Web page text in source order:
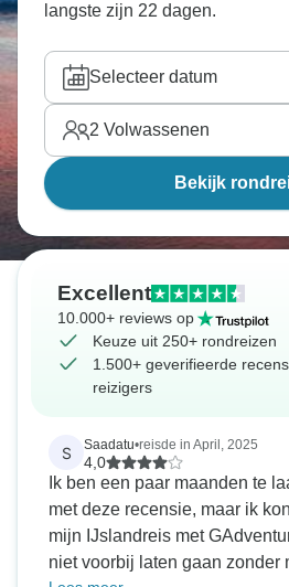
langste zijn 22 dagen.
Selecteer datum
2 Volwassenen
Bekijk
Excellent
10.000+ reviews op
Keuze uit 250+ rondreizen
1.500+ geverifieerde
reizigers
S Saadatu•reisde in April, 2025
4,0
Ik ben een paar maanden te
met deze recensie, maar ik kon
mijn IJslandreis met
niet voorbij laten gaan zonder